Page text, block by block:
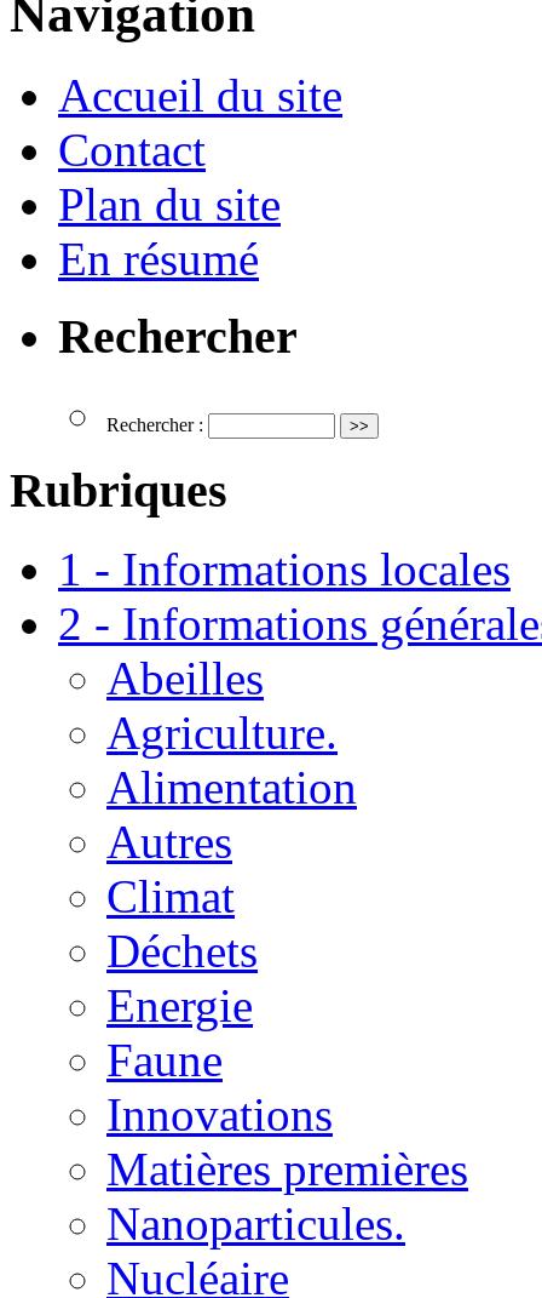
Navigation
Accueil du site
Contact
Plan du site
En résumé
Rechercher
Rechercher :
Rubriques
1 - Informations locales
2 - Informations
Abeilles
Agriculture.
Alimentation
Autres
Climat
Déchets
Energie
Faune
Innovations
Matières premières
Nanoparticules.
Nucléaire